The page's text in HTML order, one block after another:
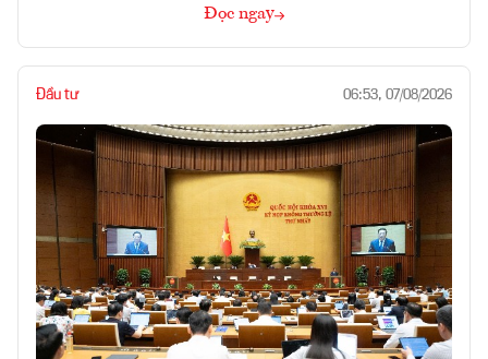
Đọc ngay
Đầu tư 06:53, 07/08/2026